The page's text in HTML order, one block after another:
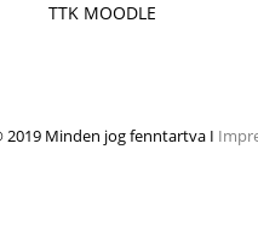
2019 Minden jog fenntartva I
TTK MOODLE